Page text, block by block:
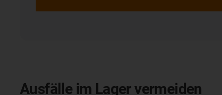
Ausfälle im Lager vermeiden